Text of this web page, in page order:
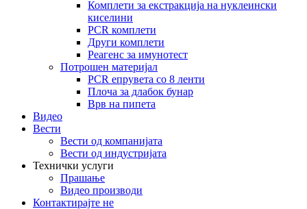
Комплети за екстракција на нуклеински
киселини
PCR комплети
Други комплети
Реагенс за имунотест
Потрошен материјал
PCR епрувета со 8 ленти
Плоча за длабок бунар
Врв на пипета
Видео
Вести
Вести од компанијата
Вести од индустријата
Технички услуги
Прашање
Видео производи
Контактирајте не